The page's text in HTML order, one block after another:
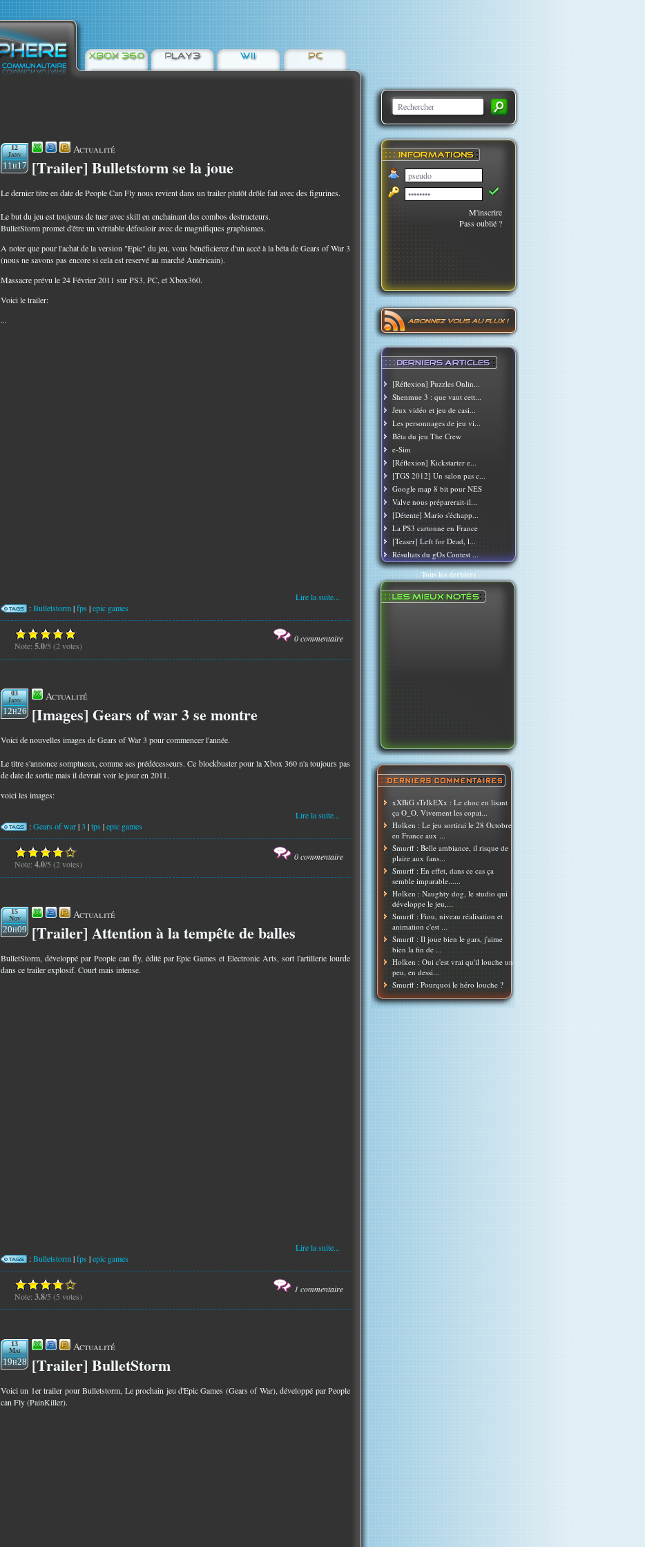
M'inscrire
Pass oublié ?
[Réflexion] Puzzles Onlin...
Shenmue 3 : que vaut cett...
Jeux vidéo et jeu de casi...
Les personnages de jeu vi...
Bêta du jeu The Crew
e-Sim
[Réflexion] Kickstarter e...
[TGS 2012] Un salon pas c...
Google map 8 bit pour NES
Valve nous préparerait-il...
[Détente] Mario s'échapp...
La PS3 cartonne en France
[Teaser] Left for Dead, l...
Résultats du gOs Contest ...
:: Tous les derniers::
xXBiG sTrIkEXx : Le choc en lisant
ça O_O. Vivement les copai...
Holken : Le jeu sortirai le 28 Octobre
en France aux ...
Smurff : Belle ambiance, il risque de
plaire aux fans...
Smurff : En effet, dans ce cas ça
semble imparable......
Holken : Naughty dog, le studio qui
développe le jeu,...
Smurff : Fiou, niveau réalisation et
animation c'est ...
Smurff : Il joue bien le gars, j'aime
bien la fin de ...
Holken : Oui c'est vrai qu'il louche un
peu, en dessi...
Smurff : Pourquoi le héro louche ?
12
Janv
11h17
Actualité
[Trailer] Bulletstorm se la joue
Le dernier titre en date de People Can Fly nous revient dans un trailer plutôt drôle fait avec des figurines.
Le but du jeu est toujours de tuer avec skill en enchainant des combos destructeurs.
BulletStorm promet d'être un véritable défouloir avec de magnifiques graphismes.
A noter que pour l'achat de la version "Epic" du jeu, vous bénéficierez d'un accé à la béta de Gears of War 3
(nous ne savons pas encore si cela est reservé au marché Américain).
Massacre prévu le 24 Février 2011 sur PS3, PC, et Xbox360.
Voici le trailer:
...
Lire la suite...
:Bulletstorm|fps |epic games
0 commentaire
Note: 5.0/5 (2 votes)
03
Janv
12h26
Actualité
[Images] Gears of war 3 se montre
Voici de nouvelles images de Gears of War 3 pour commencer l'année.
Le titre s'annonce somptueux, comme ses prédécesseurs. Ce blockbuster pour la Xbox 360 n'a toujours pas
de date de sortie mais il devrait voir le jour en 2011.
voici les images:
Lire la suite...
:Gears of war|3 |tps |epic games
0 commentaire
Note: 4.0/5 (2 votes)
15
Nov
20h09
Actualité
[Trailer] Attention à la tempête de balles
BulletStorm, développé par People can fly, édité par Epic Games et Electronic Arts, sort l'artillerie lourde
dans ce trailer explosif. Court mais intense.
Lire la suite...
:Bulletstorm|fps |epic games
1 commentaire
Note: 3.8/5 (5 votes)
13
Mai
19h28
Actualité
[Trailer] BulletStorm
Voici un 1er trailer pour Bulletstorm, Le prochain jeu d'Epic Games (Gears of War), développé par People
can Fly (PainKiller).